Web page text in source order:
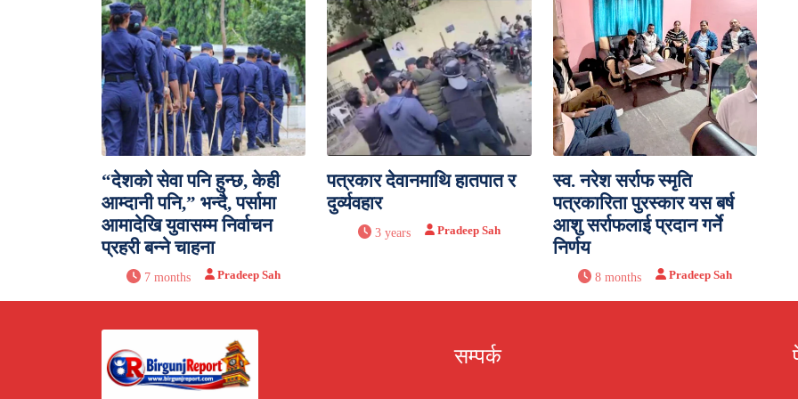
“देशको सेवा पनि हुन्छ, केही
आम्दानी पनि,” भन्दै, पर्सामा
आमादेखि युवासम्म निर्वाचन
प्रहरी बन्ने चाहना
7 months Pradeep Sah
पत्रकार देवानमाथि हातपात र
दुर्व्यवहार
3 years Pradeep Sah
स्व. नरेश सर्राफ स्मृति
पत्रकारिता पुरस्कार यस बर्ष
आशु सर्राफलाई प्रदान गर्ने
निर्णय
8 months Pradeep Sah
सम्पर्क